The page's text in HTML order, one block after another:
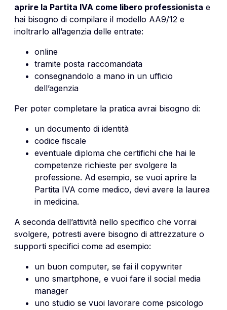
aprire la Partita IVA come libero professionista e
hai bisogno di compilare il modello AA9/12 e
inoltrarlo all’agenzia delle entrate:
online
tramite posta raccomandata
consegnandolo a mano in un ufficio
dell’agenzia
Per poter completare la pratica avrai bisogno di:
un documento di identità
codice fiscale
eventuale diploma che certifichi che hai le
competenze richieste per svolgere la
professione. Ad esempio, se vuoi aprire la
Partita IVA come medico, devi avere la laurea
in medicina.
A seconda dell’attività nello specifico che vorrai
svolgere, potresti avere bisogno di attrezzature o
supporti specifici come ad esempio:
un buon computer, se fai il copywriter
uno smartphone, e vuoi fare il social media
manager
uno studio se vuoi lavorare come psicologo